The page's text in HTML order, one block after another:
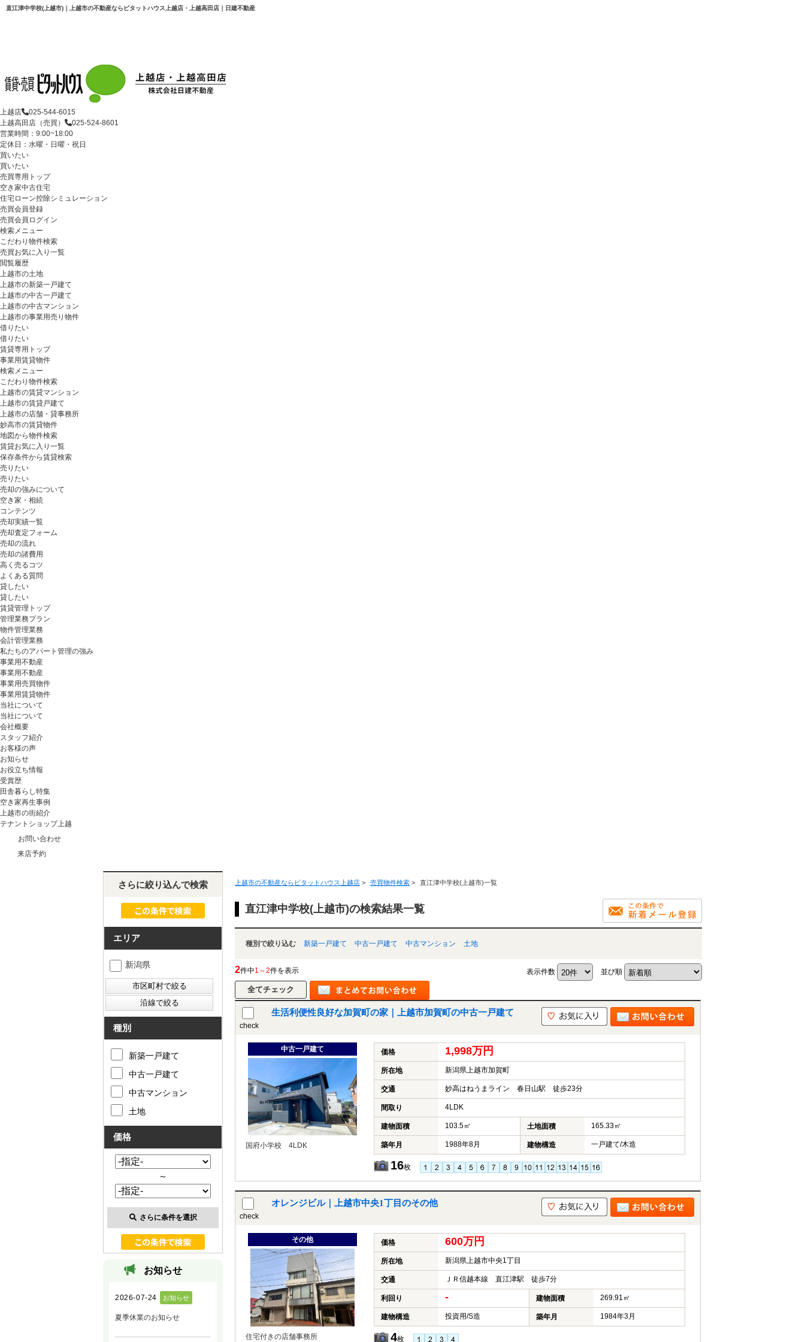
直江津中学校(上越市)｜上越市の不動産ならピタットハウス上越店・上越高田店｜日建不動産
上越店
025-544-6015
上越高田店（売買）
025-524-8601
営業時間：9:00~18:00
定休日：水曜・日曜・祝日
買いたい
買いたい
売買専用トップ
空き家中古住宅
住宅ローン控除シミュレーション
売買会員登録
売買会員ログイン
検索メニュー
こだわり物件検索
売買お気に入り一覧
閲覧履歴
上越市の土地
上越市の新築一戸建て
上越市の中古一戸建て
上越市の中古マンション
上越市の事業用売り物件
借りたい
借りたい
賃貸専用トップ
事業用賃貸物件
検索メニュー
こだわり物件検索
上越市の賃貸マンション
上越市の賃貸戸建て
上越市の店舗・貸事務所
妙高市の賃貸物件
地図から物件検索
賃貸お気に入り一覧
保存条件から賃貸検索
売りたい
売りたい
売却の強みについて
空き家・相続
コンテンツ
売却実績一覧
売却査定フォーム
売却の流れ
売却の諸費用
高く売るコツ
よくある質問
貸したい
貸したい
賃貸管理トップ
管理業務プラン
物件管理業務
会計管理業務
私たちのアパート管理の強み
事業用不動産
事業用不動産
事業用売買物件
事業用賃貸物件
当社について
当社について
会社概要
スタッフ紹介
お客様の声
お知らせ
お役立ち情報
受賞歴
田舎暮らし特集
空き家再生事例
上越市の街紹介
テナントショップ上越
お問い合わせ
来店予約
上越市の不動産ならピタットハウス上越店 > 売買物件検索 > 直江津中学校(上越市)一覧
直江津中学校(上越市)の検索結果一覧
種別で絞り込む 新築一戸建て 中古一戸建て 中古マンション 土地
2件中1～2件を表示 表示件数 並び順
check
生活利便性良好な加賀町の家｜上越市加賀町の中古一戸建て
中古一戸建て
国府小学校 4LDK
価格 1,998万円
所在地 新潟県上越市加賀町
交通 妙高はねうまライン 春日山駅 徒歩23分
間取り 4LDK
建物面積 103.5㎡ 土地面積 165.33㎡
築年月 1988年8月 建物構造 一戸建て/木造
16枚
check
オレンジビル｜上越市中央1丁目のその他
その他
住宅付きの店舗事務所
価格 600万円
所在地 新潟県上越市中央1丁目
交通 ＪＲ信越本線 直江津駅 徒歩7分
利回り - 建物面積 269.91㎡
建物構造 投資用/S造 築年月 1984年3月
4枚
さらに絞り込んで検索
エリア
新潟県
種別
新築一戸建て
中古一戸建て
中古マンション
土地
価格
～
さらに条件を選択
お知らせ